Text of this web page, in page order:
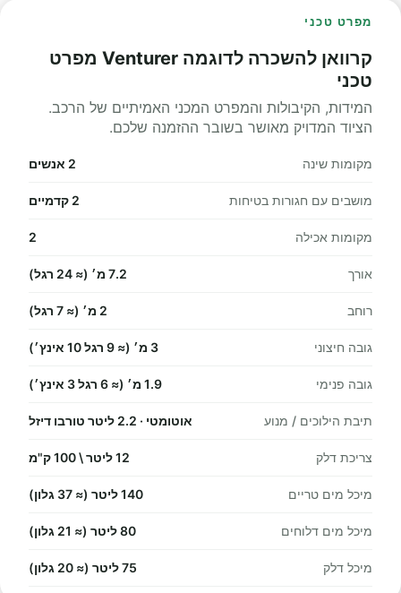
מפרט טכני
קרוואן להשכרה לדוגמה Venturer מפרט
טכני
המידות, הקיבולות והמפרט המכני האמיתיים של הרכב.
הציוד המדויק מאושר בשובר ההזמנה שלכם.
מקומות שינה 2 אנשים
מושבים עם חגורות בטיחות 2 קדמיים
מקומות אכילה 2
אורך 7.2 מ׳ (≈ 24 רגל)
רוחב 2 מ׳ (≈ 7 רגל)
גובה חיצוני 3 מ׳ (≈ 9 רגל 10 אינץ׳)
גובה פנימי 1.9 מ׳ (≈ 6 רגל 3 אינץ׳)
תיבת הילוכים / מנוע אוטומטי · 2.2 ליטר טורבו דיזל
צריכת דלק 12 ליטר \ 100 ק"מ
מיכל מים טריים 140 ליטר (≈ 37 גלון)
מיכל מים דלוחים 80 ליטר (≈ 21 גלון)
מיכל דלק 75 ליטר (≈ 20 גלון)